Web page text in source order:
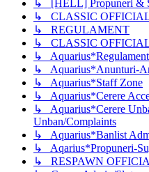
↳ [HELL] Propuneri &
↳ CLASSIC
↳ REGULAMENT
↳ CLASSIC
↳
↳ Aquarius*Anunturi-
↳ Aquarius*Staff Zone
↳ Aquarius*Cerere
↳ Aquarius*Cerere
Unban/Complaints
↳ Aquarius*Banlist
↳ Aqarius*Propuneri-
↳ RESPAWN